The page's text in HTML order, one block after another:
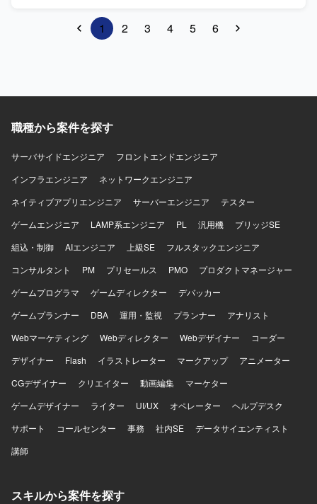
1 2 3 4 5 6
職種から案件を探す
サーバサイドエンジニア
フロントエンドエンジニア
インフラエンジニア
ネットワークエンジニア
ネイティブアプリエンジニア
サーバーエンジニア
テスター
ゲームエンジニア
LAMP系エンジニア PL 汎用機
ブリッジSE
組込・制御
AIエンジニア 上級SE
フルスタックエンジニア
コンサルタント
PM プリセールス PMO
プロダクトマネージャー
ゲームプログラマ
ゲームディレクター
デバッカー
ゲームプランナー
DBA 運用・監視 プランナー
アナリスト
Webマーケティング
Webディレクター Webデザイナー
コーダー
デザイナー
Flash イラストレーター マークアップ
アニメーター
CGデザイナー
クリエイター 動画編集
マーケター
ゲームデザイナー
ライター UI/UX オペレーター
ヘルプデスク
サポート
コールセンター 事務 社内SE
データサイエンティスト
講師
スキルから案件を探す